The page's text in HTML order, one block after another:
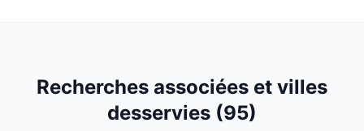
Recherches associées et villes
desservies (95)